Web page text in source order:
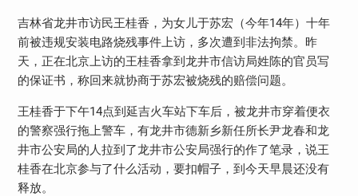
吉林省龙井市访民王桂香，为女儿于苏宏（今年14年）十年
前被违规安装电路烧残事件上访，多次遭到非法拘禁。昨
天，正在北京上访的王桂香拿到龙井市信访局姓陈的官员写
的保证书，称回来就协商于苏宏被烧残的赔偿问题。
王桂香于下午14点到延吉火车站下车后，被龙井市穿着便衣
的警察强行拖上警车，有龙井市德新乡新任所长尹龙春和龙
井市公安局的人拉到了龙井市公安局强行的作了笔录，说王
桂香在北京参与了什么活动，要扣帽子，到今天早晨还没有
释放。